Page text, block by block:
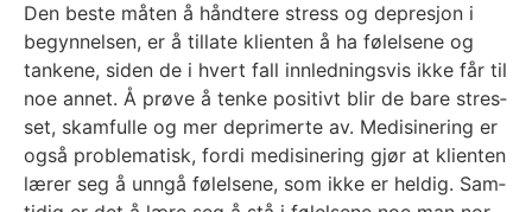
Den bes­te måten å hånd­te­re stress og depre­sjon i
begyn­nel­sen, er å til­la­te kli­en­ten å ha følel­se­ne og
tan­ke­ne, siden de i hvert fall inn­led­nings­vis ikke får til
noe annet. Å prø­ve å ten­ke posi­tivt blir de bare stres­
set, skam­ful­le og mer depri­mer­te av. Medi­si­ne­ring er
også pro­ble­ma­tisk, for­di medi­si­ne­ring gjør at kli­en­ten
lærer seg å unn­gå følel­se­ne, som ikke er hel­dig. Sam­